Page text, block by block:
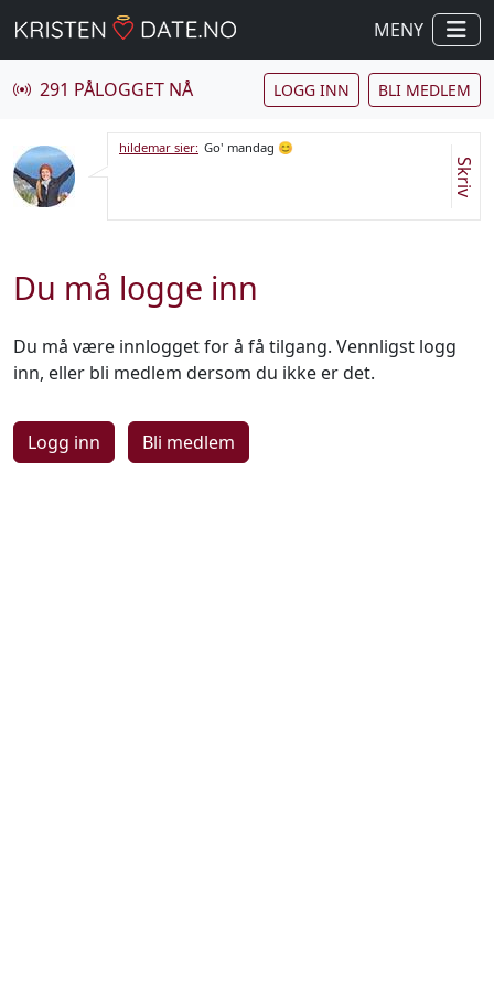
MENY
291 PÅLOGGET NÅ LOGG INN BLI MEDLEM
hildemar sier: Go' mandag 😊
Skriv
Du må logge inn
Du må være innlogget for å få tilgang. Vennligst logg
inn, eller bli medlem dersom du ikke er det.
Logg inn